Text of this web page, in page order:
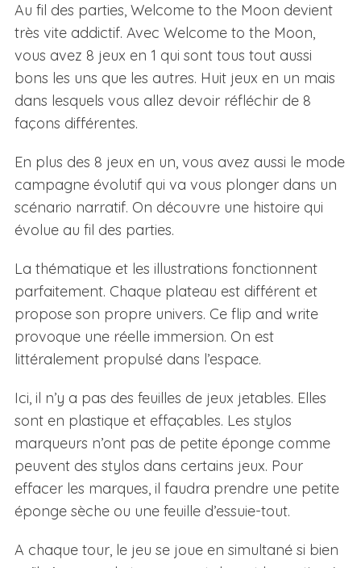
Au fil des parties, Welcome to the Moon devient
très vite addictif. Avec Welcome to the Moon,
vous avez 8 jeux en 1 qui sont tous tout aussi
bons les uns que les autres. Huit jeux en un mais
dans lesquels vous allez devoir réfléchir de 8
façons différentes.
En plus des 8 jeux en un, vous avez aussi le mode
campagne évolutif qui va vous plonger dans un
scénario narratif. On découvre une histoire qui
évolue au fil des parties.
La thématique et les illustrations fonctionnent
parfaitement. Chaque plateau est différent et
propose son propre univers. Ce flip and write
provoque une réelle immersion. On est
littéralement propulsé dans l’espace.
Ici, il n’y a pas des feuilles de jeux jetables. Elles
sont en plastique et effaçables. Les stylos
marqueurs n’ont pas de petite éponge comme
peuvent des stylos dans certains jeux. Pour
effacer les marques, il faudra prendre une petite
éponge sèche ou une feuille d’essuie-tout.
A chaque tour, le jeu se joue en simultané si bien